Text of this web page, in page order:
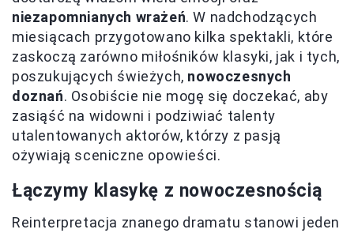
niezapomnianych wrażeń. W nadchodzących
miesiącach przygotowano kilka spektakli, które
zaskoczą zarówno miłośników klasyki, jak i tych,
poszukujących świeżych, nowoczesnych
doznań. Osobiście nie mogę się doczekać, aby
zasiąść na widowni i podziwiać talenty
utalentowanych aktorów, którzy z pasją
ożywiają sceniczne opowieści.
Łączymy klasykę z nowoczesnością
Reinterpretacja znanego dramatu stanowi jeden